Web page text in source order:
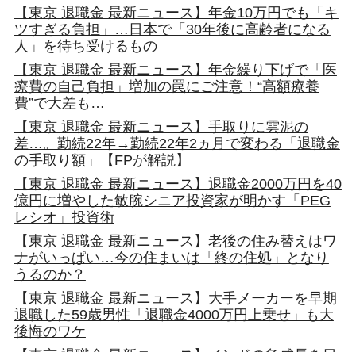
【東京 退職金 最新ニュース】年金10万円でも「キ
ツすぎる負担」…日本で「30年後に高齢者になる
人」を待ち受けるもの
【東京 退職金 最新ニュース】年金繰り下げで「医
療費の自己負担」増加の罠にご注意！“高額療養
費”で大差も…
【東京 退職金 最新ニュース】手取りに雲泥の
差…。勤続22年→勤続22年2ヵ月で変わる「退職金
の手取り額」【FPが解説】
【東京 退職金 最新ニュース】退職金2000万円を40
億円に増やした敏腕シニア投資家が明かす「PEG
レシオ」投資術
【東京 退職金 最新ニュース】老後の住み替えはワ
ナがいっぱい…今の住まいは「終の住処」となり
うるのか？
【東京 退職金 最新ニュース】大手メーカーを早期
退職した59歳男性「退職金4000万円上乗せ」も大
後悔のワケ